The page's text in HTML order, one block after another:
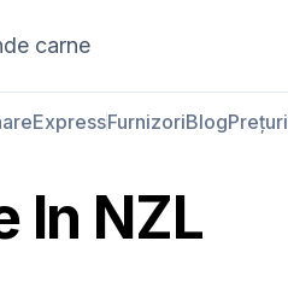
carne
ExpressFurnizoriBlogPrețuri
In NZL